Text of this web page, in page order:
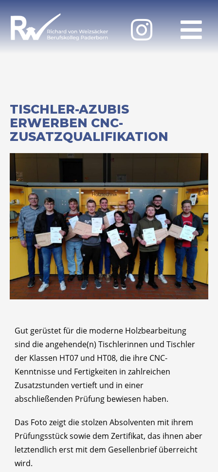
TISCHLER-AZUBIS
ERWERBEN CNC-
ZUSATZQUALIFIKATION
Gut gerüstet für die moderne Holzbearbeitung
sind die angehende(n) Tischlerinnen und Tischler
der Klassen HT07 und HT08, die ihre CNC-
Kenntnisse und Fertigkeiten in zahlreichen
Zusatzstunden vertieft und in einer
abschließenden Prüfung bewiesen haben.
Das Foto zeigt die stolzen Absolventen mit ihrem
Prüfungsstück sowie dem Zertifikat, das ihnen aber
letztendlich erst mit dem Gesellenbrief überreicht
wird.